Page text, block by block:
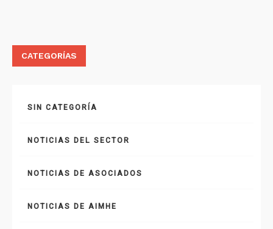
CATEGORÍAS
SIN CATEGORÍA
NOTICIAS DEL SECTOR
NOTICIAS DE ASOCIADOS
NOTICIAS DE AIMHE